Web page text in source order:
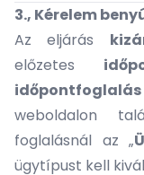
3., Kérelem
Az eljárás
előzetes
weboldalon
foglalásnál az „
ügytípust kell